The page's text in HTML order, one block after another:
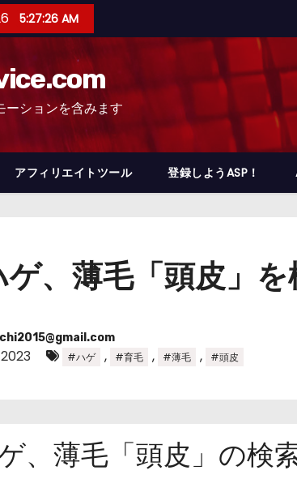
5:27:27 AM
ーションを含みます
アフィリエイトツール 登録しようASP！
、薄毛「頭皮」を
#ハゲ , #育毛 , #薄毛 , #頭皮
、薄毛「頭皮」の検